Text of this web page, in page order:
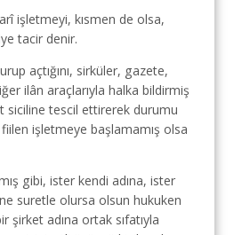
işletmeyi, kısmen de olsa,
tacir denir.
açtığını, sirküler, gazete,
ilân araçlarıyla halka bildirmiş
siciline tescil ettirerek durumu
işletmeye başlamamış olsa
gibi, ister kendi adına, ister
suretle olursa olsun hukuken
şirket adına ortak sıfatıyla